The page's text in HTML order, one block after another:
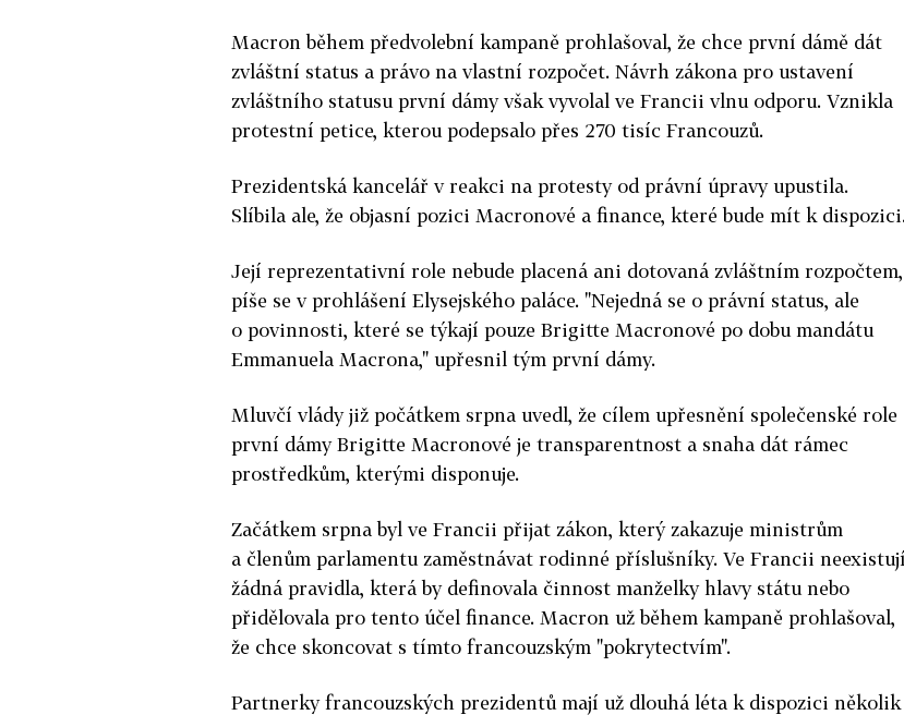
Macron během předvolební kampaně prohlašoval, že chce první dámě dát
zvláštní status a právo na vlastní rozpočet. Návrh zákona pro ustavení
zvláštního statusu první dámy však vyvolal ve Francii vlnu odporu. Vznikla
protestní petice, kterou podepsalo přes 270 tisíc Francouzů.
Prezidentská kancelář v reakci na protesty od právní úpravy upustila.
Slíbila ale, že objasní pozici Macronové a finance, které bude mít k
Její reprezentativní role nebude placená ani dotovaná zvláštním rozpočtem,
píše se v prohlášení Elysejského paláce. "Nejedná se o právní status, ale
o povinnosti, které se týkají pouze Brigitte Macronové po dobu mandátu
Emmanuela Macrona," upřesnil tým první dámy.
Mluvčí vlády již počátkem srpna uvedl, že cílem upřesnění společenské role
první dámy Brigitte Macronové je transparentnost a snaha dát rámec
prostředkům, kterými disponuje.
Začátkem srpna byl ve Francii přijat zákon, který zakazuje ministrům
a členům parlamentu zaměstnávat rodinné příslušníky. Ve Francii neexistují
žádná pravidla, která by definovala činnost manželky hlavy státu nebo
přidělovala pro tento účel finance. Macron už během kampaně prohlašoval,
že chce skoncovat s tímto francouzským "pokrytectvím".
Partnerky francouzských prezidentů mají už dlouhá léta k dispozici několik